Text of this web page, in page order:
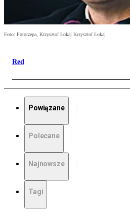
Foto: Fotorzepa, Krzysztof Łokaj Krzysztof Łokaj
Red
Powiązane
Polecane
Najnowsze
Tagi